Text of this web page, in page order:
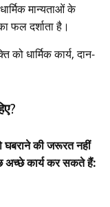
मान्यताओं के
फल दर्शाता है।
धार्मिक कार्य, दान-
की जरूरत नहीं
अच्छे कार्य कर सकते हैं: